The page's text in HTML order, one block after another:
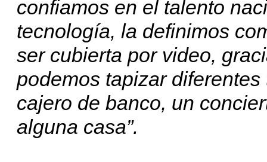
confiamos en el talento
tecnología, la definimos
ser cubierta por video,
podemos tapizar
cajero de banco, un
alguna casa”.